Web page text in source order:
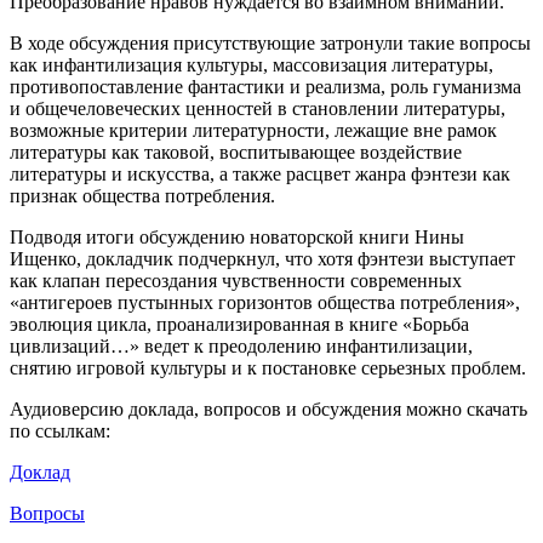
В ходе обсуждения присутствующие затронули такие вопросы
как инфантилизация культуры, массовизация литературы,
противопоставление фантастики и реализма, роль гуманизма
и общечеловеческих ценностей в становлении литературы,
возможные критерии литературности, лежащие вне рамок
литературы как таковой, воспитывающее воздействие
литературы и искусства, а также расцвет жанра фэнтези как
признак общества потребления.
Подводя итоги обсуждению новаторской книги Нины
Ищенко, докладчик подчеркнул, что хотя фэнтези выступает
как клапан пересоздания чувственности современных
«антигероев пустынных горизонтов общества потребления»,
эволюция цикла, проанализированная в книге «Борьба
цивлизаций…» ведет к преодолению инфантилизации,
снятию игровой культуры и к постановке серьезных проблем.
Аудиоверсию доклада, вопросов и обсуждения можно скачать
по ссылкам:
Доклад
Вопросы